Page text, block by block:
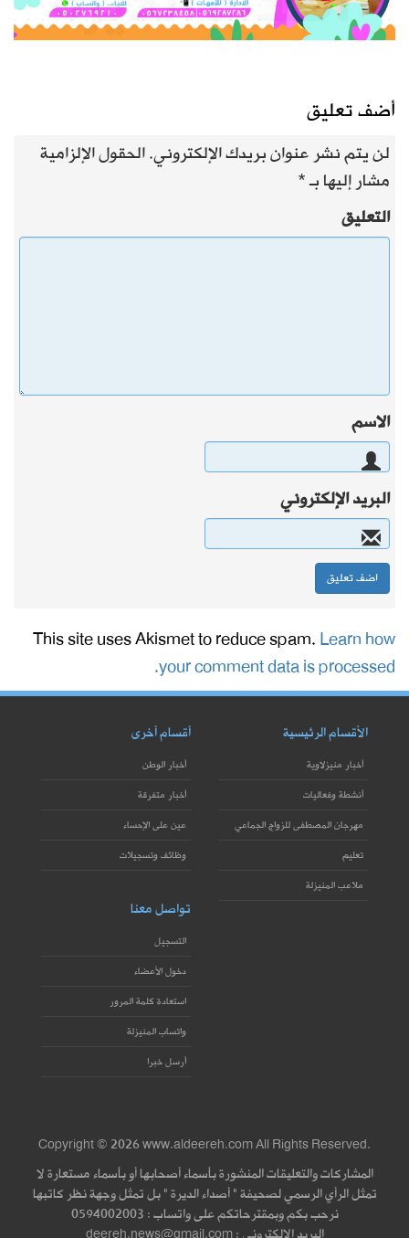
أضف تعليق
لن يتم نشر عنوان بريدك الإلكتروني.الحقول الإلزامية
مشار إليها بـ*
التعليق
الاسم
البريد الإلكتروني
This site uses Akismet to reduce spam.Learn how
your comment data is processed.
الأقسام الرئيسية
أخبار منيزلاوية
أنشطة وفعاليات
مهرجان المصطفى للزواج الجماعي
تعليم
ملاعب المنيزلة
أقسام أخرى
أخبار الوطن
أخبار متفرقة
عين على الإحساء
وظائف وتسجيلات
تواصل معنا
التسجيل
دخول الأعضاء
استعادة كلمة المرور
واتساب المنيزلة
أرسل خبرا
Copyright © 2026 www.aldeereh.com All Rights Reserved.
المشاركات والتعليقات المنشورة بأسماء أصحابها أو بأسماء مستعارة لا
تمثل الرأي الرسمي لصحيفة " أصداء الديرة " بل تمثل وجهة نظر كاتبها
نرحب بكم وبمقترحاتكم على واتساب : 0594002003